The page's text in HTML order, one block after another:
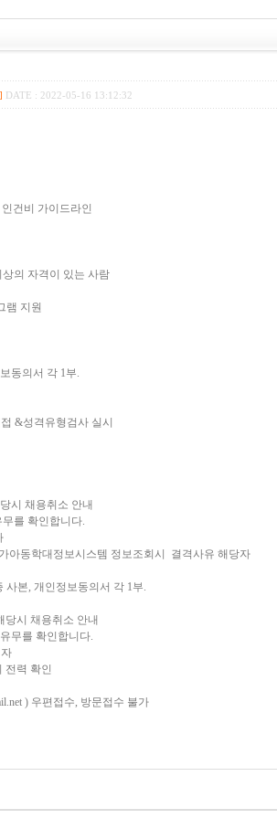
DATE : 2022-05-16 13:12:32
건비 가이드라인
의 자격이 있는 사람
램 지원
동의서 각 1부.
&성격유형검사 실시
시 채용취소 안내
를 확인합니다.
아동학대정보시스템 정보조회시 결격사유 해당자
사본, 개인정보동의서 각 1부.
시 채용취소 안내
무를 확인합니다.
력 확인
) 우편접수, 방문접수 불가